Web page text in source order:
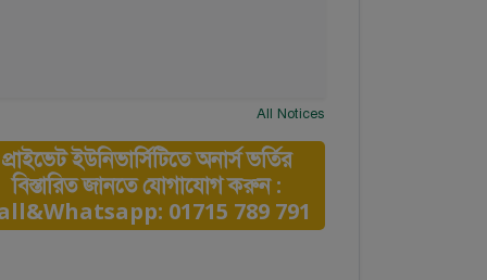
All Notices
প্রাইভেট ইউনিভার্সিটিতে অনার্স ভর্তির
বিস্তারিত জানতে যোগাযোগ করুন :
01715 789 791